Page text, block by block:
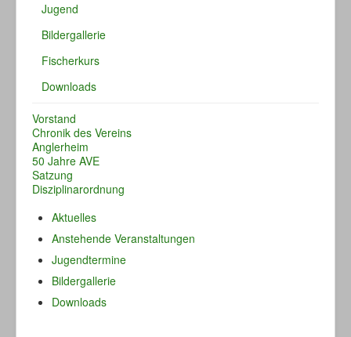
Jugend
Bildergallerie
Fischerkurs
Downloads
Vorstand
Chronik des Vereins
Anglerheim
50 Jahre AVE
Satzung
Disziplinarordnung
Aktuelles
Anstehende Veranstaltungen
Jugendtermine
Bildergallerie
Downloads